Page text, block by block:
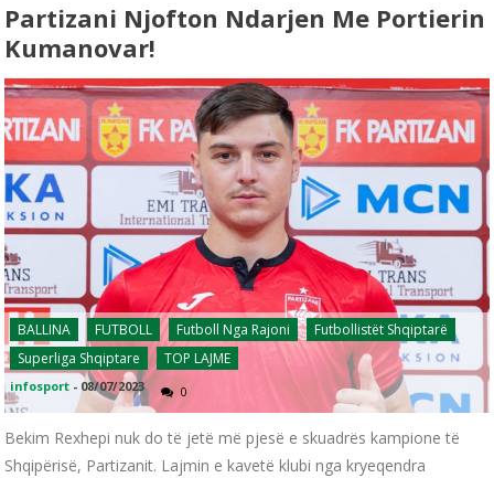
Partizani Njofton Ndarjen Me Portierin
Kumanovar!
BALLINA FUTBOLL Futboll Nga Rajoni
Futbollistët Shqiptarë
Superliga Shqiptare
TOP LAJME
infosport - 08/07/2023 0
Bekim Rexhepi nuk do të jetë më pjesë e skuadrës kampione të
Shqipërisë, Partizanit. Lajmin e kavetë klubi nga kryeqendra